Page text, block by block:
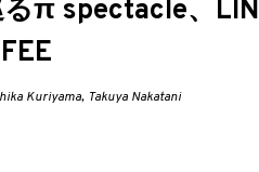
るπ spectacle、LIN
Kuriyama, Takuya Nakatani